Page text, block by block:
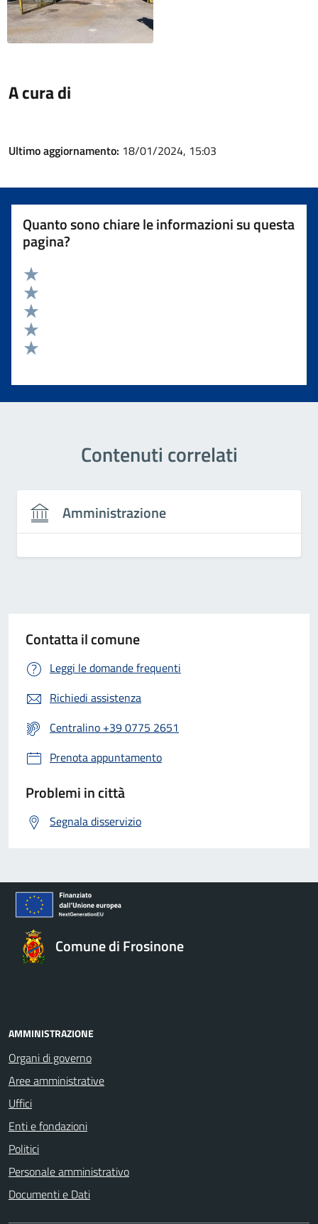
A cura di
Ultimo aggiornamento: 18/01/2024, 15:03
Quanto sono chiare le informazioni su questa
pagina?
Valuta 5 stelle su 5
Valuta 4 stelle su 5
Valuta 3 stelle su 5
Valuta 2 stelle su 5
Contenuti correlati
Amministrazione
Contatta il comune
Leggi le domande frequenti
Richiedi assistenza
Centralino +39 0775 2651
Prenota appuntamento
Problemi in città
Segnala disservizio
Comune di Frosinone
AMMINISTRAZIONE
Organi di governo
Aree amministrative
Uffici
Enti e fondazioni
Politici
Personale amministrativo
Documenti e Dati